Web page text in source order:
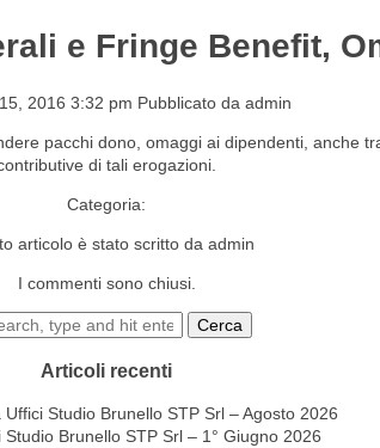
e Fringe Benefit,
2016 3:32 pm Pubblicato da admin
pacchi dono, omaggi ai dipendenti, anche
di tali erogazioni.
Categoria:
articolo è stato scritto da admin
I commenti sono chiusi.
Cerca
Articoli recenti
Studio Brunello STP Srl – Agosto 2026
Brunello STP Srl – 1° Giugno 2026